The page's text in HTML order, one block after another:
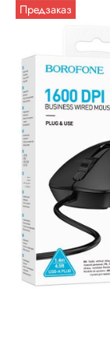
Предзаказ